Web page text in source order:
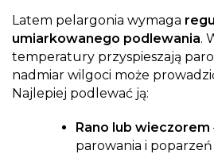
Latem pelargonia wymaga
umiarkowanego podlewania.
temperatury przyspieszają
nadmiar wilgoci może
Najlepiej podlewać ją:
Rano lub wieczorem
parowania i poparzeń